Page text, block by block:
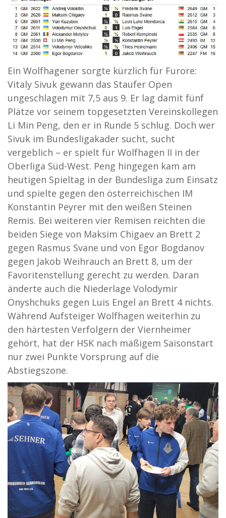
Ein Wolfhagener sorgte kürzlich für Furore:
Vitaly Sivuk gewann das Staufer Open
ungeschlagen mit 7,5 aus 9. Er lag damit fünf
Plätze vor seinem topgesetzten Vereinskollegen
Li Min Peng, den er in Runde 5 schlug. Doch wer
Sivuk im Bundesligakader sucht, sucht
vergeblich – er spielt für Wolfhagen II in der
Oberliga Süd-West. Peng hingegen kam am
heutigen Spieltag in der Bundesliga zum Einsatz
und spielte gegen den österreichischen IM
Konstantin Peyrer mit den weißen Steinen
Remis. Bei weiteren vier Remisen reichten die
beiden Siege von Maksim Chigaev an Brett 2
gegen Rasmus Svane und von Egor Bogdanov
gegen Jakob Weihrauch an Brett 8, um der
Favoritenstellung gerecht zu werden. Daran
änderte auch die Niederlage Volodymir
Onyshchuks gegen Luis Engel an Brett 4 nichts.
Während Aufsteiger Wolfhagen weiterhin zu
den härtesten Verfolgern der Viernheimer
gehört, hat der HSK nach mäßigem Saisonstart
nur zwei Punkte Vorsprung auf die
Abstiegszone.